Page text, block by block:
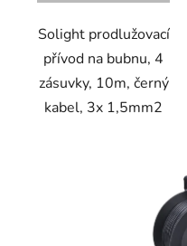
Solight prodlužovací
přívod na bubnu, 4
zásuvky, 10m, černý
kabel, 3x 1,5mm2